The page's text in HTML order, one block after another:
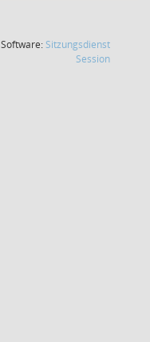
Software: Sitzungsdienst
Session(Wird in